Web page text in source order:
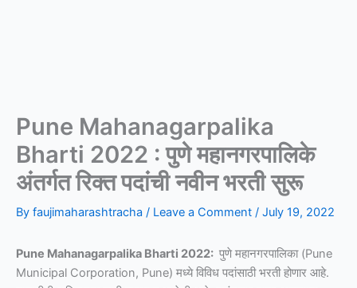
Pune Mahanagarpalika
Bharti 2022 : पुणे महानगरपालिके
अंतर्गत रिक्त पदांची नवीन भरती सुरू
By faujimaharashtracha / Leave a Comment / July 19, 2022
Pune Mahanagarpalika Bharti 2022: पुणे महानगरपालिका (Pune
Municipal Corporation, Pune) मध्ये विविध पदांसाठी भरती होणार आहे.